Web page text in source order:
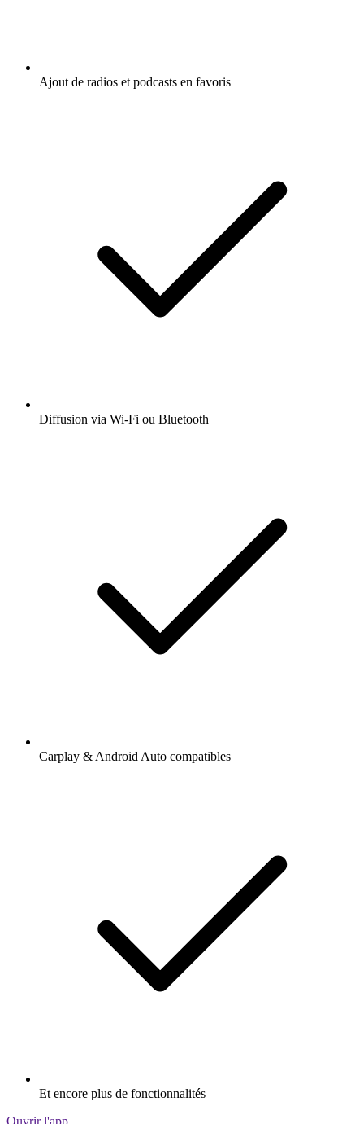
Ajout de radios et podcasts en favoris
Diffusion via Wi-Fi ou Bluetooth
Carplay & Android Auto compatibles
Et encore plus de fonctionnalités